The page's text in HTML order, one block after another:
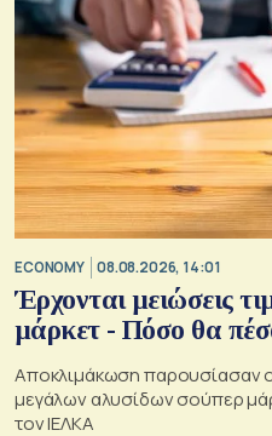
ECONOMY 08.08.2026, 14:01
Έρχονται μειώσεις
μάρκετ - Πόσο θα
Αποκλιμάκωση παρουσίασαν
μεγάλων αλυσίδων σούπερ
τον ΙΕΛΚΑ